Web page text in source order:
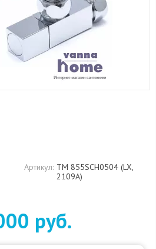
Артикул: ТМ 855SCH0504 (LX,
2109А)
руб.